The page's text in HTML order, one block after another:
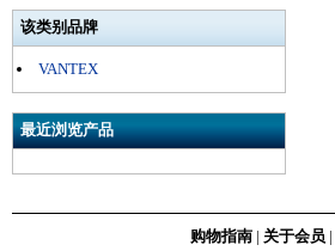
该类别品牌
VANTEX
最近浏览产品
购物指南 | 关于会员 |